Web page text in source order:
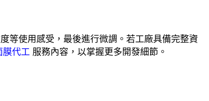
等使用感受，最後進行微調。若工廠具備完整資
膜代工 服務內容，以掌握更多開發細節。